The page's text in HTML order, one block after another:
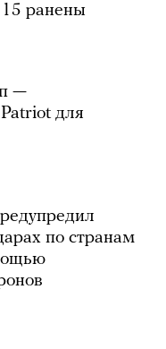
ранены
—
для
по странам